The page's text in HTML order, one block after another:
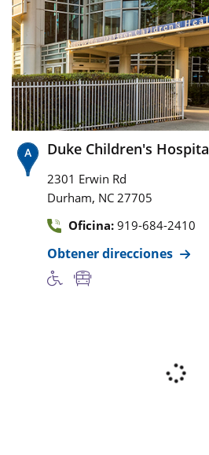
Duke Children's
2301 Erwin Rd
Durham, NC 27705
Oficina: 919-684-2410
Obtener direcciones